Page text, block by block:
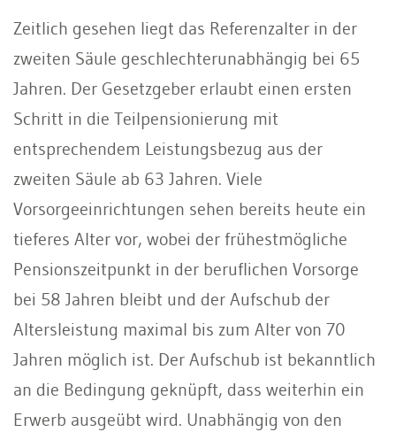
Zeitlich gesehen liegt das Referenzalter in der
zweiten Säule geschlechterunabhängig bei 65
Jahren. Der Gesetzgeber erlaubt einen ersten
Schritt in die Teilpensionierung mit
entsprechendem Leistungsbezug aus der
zweiten Säule ab 63 Jahren. Viele
Vorsorgeeinrichtungen sehen bereits heute ein
tieferes Alter vor, wobei der frühestmögliche
Pensionszeitpunkt in der beruflichen Vorsorge
bei 58 Jahren bleibt und der Aufschub der
Altersleistung maximal bis zum Alter von 70
Jahren möglich ist. Der Aufschub ist bekanntlich
an die Bedingung geknüpft, dass weiterhin ein
Erwerb ausgeübt wird. Unabhängig von den